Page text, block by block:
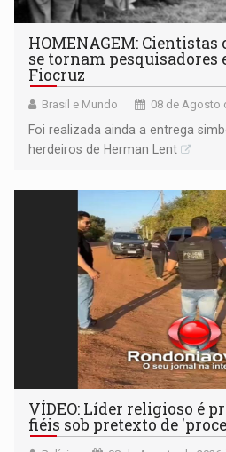
HOMENAGEM: Cientistas
se tornam pesquisadores
Fiocruz
Brasil e Mundo 08 de Agosto
Foi realizada ainda a entrega
herdeiros de Herman Lent
VÍDEO: Líder religioso é
fiéis sob pretexto de